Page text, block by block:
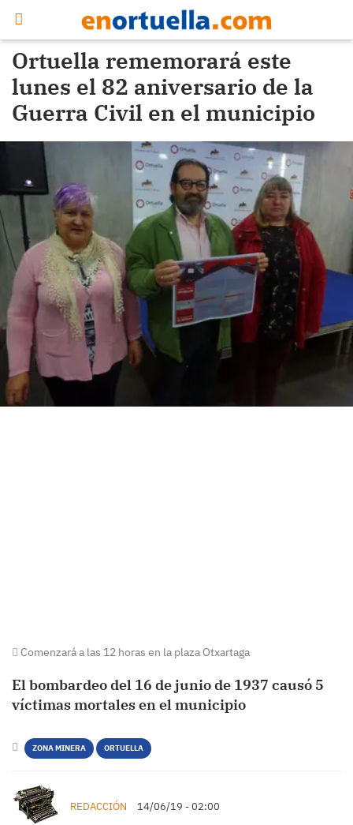
Ortuella rememorará este
lunes el 82 aniversario de la
Guerra Civil en el municipio
Comenzará a las 12 horas en la plaza Otxartaga
El bombardeo del 16 de junio de 1937 causó 5
víctimas mortales en el municipio
ZONA MINERA ORTUELLA
REDACCIÓN 14/06/19 - 02:00